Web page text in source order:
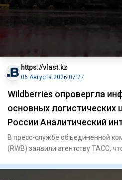
https://vlast.kz
06 Августа 2026 07:27
Wildberries опровергла
основных логистических
России Аналитический
В пресс-службе объединенной
(RWB) заявили агентству ТАСС,